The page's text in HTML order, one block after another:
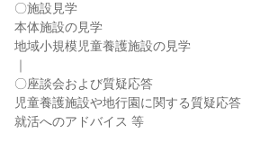
〇施設見学
本体施設の見学
地域小規模児童養護施設の見学
｜
〇座談会および質疑応答
児童養護施設や地行園に関する質疑応答
就活へのアドバイス 等